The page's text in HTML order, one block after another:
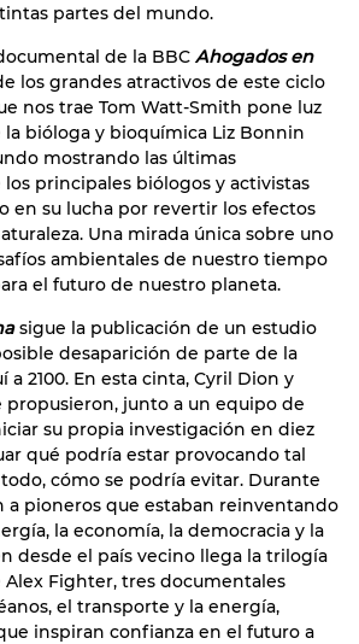
partes del mundo.
de la BBC Ahogados en
los grandes atractivos de este ciclo
nos trae Tom Watt-Smith pone luz
bióloga y bioquímica Liz Bonnin
mostrando las últimas
principales biólogos y activistas
en su lucha por revertir los efectos
Una mirada única sobre uno
ambientales de nuestro tiempo
el futuro de nuestro planeta.
sigue la publicación de un estudio
desaparición de parte de la
2100. En esta cinta, Cyril Dion y
propusieron, junto a un equipo de
su propia investigación en diez
qué podría estar provocando tal
cómo se podría evitar. Durante
a pioneros que estaban reinventando
la economía, la democracia y la
desde el país vecino llega la trilogía
Alex Fighter, tres documentales
el transporte y la energía,
inspiran confianza en el futuro a